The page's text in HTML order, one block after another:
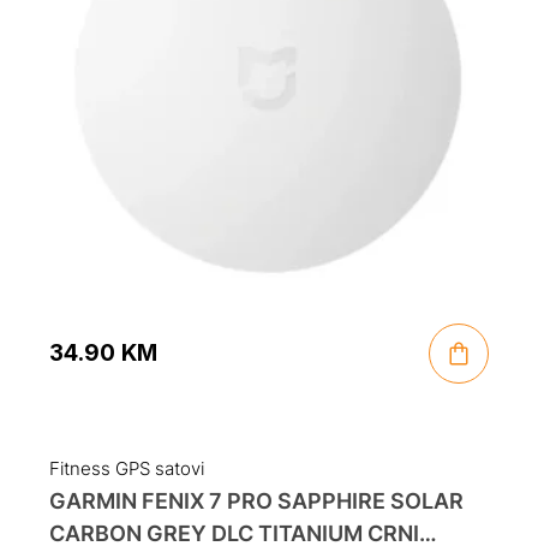
34.90 KM
Fitness GPS satovi
GARMIN FENIX 7 PRO SAPPHIRE SOLAR
CARBON GREY DLC TITANIUM CRNI